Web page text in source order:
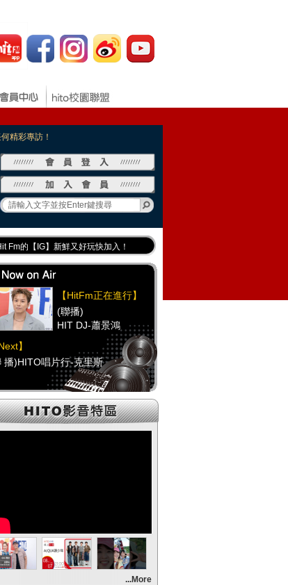
精彩專訪！
Fm的【IG】新鮮又好玩快加入！
Fm【FB臉書粉絲團】等你加入！
專業《DJ推薦》好音樂千萬別錯過！
康報報 最新優惠訊息都在這！
【HitFm正在進行】
(聯播)
HIT DJ-蕭景鴻
】
播)HITO唱片行-克里斯
【HitFm正在進行】
(聯播)
(聯播)
HIT DJ-蕭景鴻
】
...More